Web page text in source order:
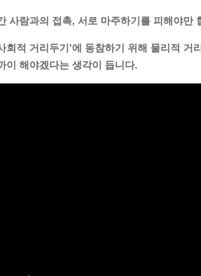
사람과의 접촉, 서로 마주하기를 피해야만
회적 거리두기’에 동참하기 위해 물리적 거
이 해야겠다는 생각이 듭니다.